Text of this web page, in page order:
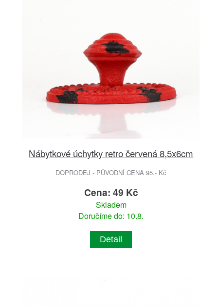
Nábytkové úchytky retro červená 8,5x6cm
DOPRODEJ - PŮVODNÍ CENA 95.- Kč
Cena: 49 Kč
Skladem
Doručíme do: 10.8.
Detail